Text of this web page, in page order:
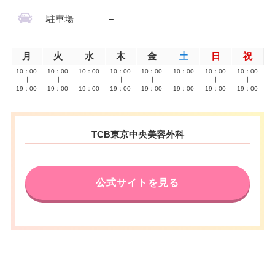
駐車場 –
月 火 水 木 金 土 日 祝
10：00
19：00
10：00
19：00
10：00
19：00
10：00
19：00
10：00
19：00
10：00
19：00
10：00
19：00
10：00
19：00
TCB東京中央美容外科
公式サイトを見る